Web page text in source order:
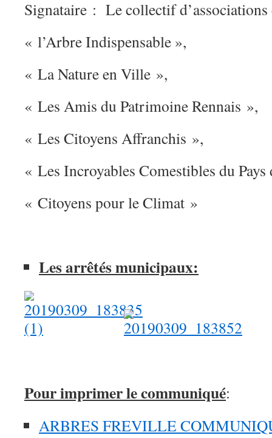
Signataire : Le collectif d’associations
« l’Arbre Indispensable »,
« La Nature en Ville »,
« Les Amis du Patrimoine Rennais »,
« Les Citoyens Affranchis »,
« Les Incroyables Comestibles du Pays
« Citoyens pour le Climat »
Les arrêtés municipaux:
Pour imprimer le communiqué:
ARBRES FREVILLE